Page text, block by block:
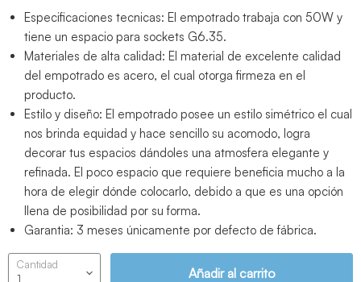
Especificaciones tecnicas: El empotrado trabaja con 50W y
tiene un espacio para sockets G6.35.
Materiales de alta calidad: El material de excelente calidad
del empotrado es acero, el cual otorga firmeza en el
producto.
Estilo y diseño: El empotrado posee un estilo simétrico el cual
nos brinda equidad y hace sencillo su acomodo, logra
decorar tus espacios dándoles una atmosfera elegante y
refinada. El poco espacio que requiere beneficia mucho a la
hora de elegir dónde colocarlo, debido a que es una opción
llena de posibilidad por su forma.
Garantia: 3 meses únicamente por defecto de fábrica.
Cantidad
Añadir al carrito